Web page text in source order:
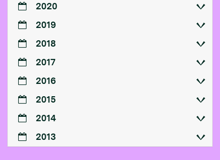
2020
2019
2018
2017
2016
2015
2014
2013